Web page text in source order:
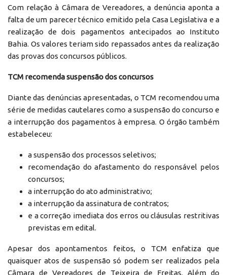
Com relação à Câmara de Vereadores, a denúncia aponta a
falta de um parecer técnico emitido pela Casa Legislativa e a
realização de dois pagamentos antecipados ao Instituto
Bahia. Os valores teriam sido repassados antes da realização
das provas dos concursos públicos.
TCM recomenda suspensão dos concursos
Diante das denúncias apresentadas, o TCM recomendou uma
série de medidas cautelares como a suspensão do concurso e
a interrupção dos pagamentos à empresa. O órgão também
estabeleceu:
a suspensão dos processos seletivos;
recomendação do afastamento do responsável pelos
concursos;
a interrupção do ato administrativo;
a interrupção da assinatura de contratos;
e a correção imediata dos erros ou cláusulas restritivas
previstas em edital.
Apesar dos apontamentos feitos, o TCM enfatiza que
quaisquer atos de suspensão só podem ser realizados pela
Câmara de Vereadores de Teixeira de Freitas. Além do